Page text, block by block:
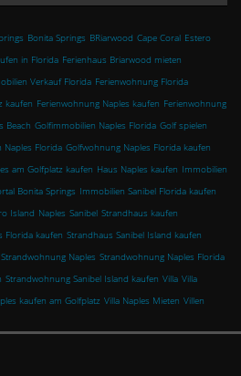
Bonita Springs BRiarwood Cape Coral Estero
in Florida Ferienhaus Briarwood mieten
Verkauf Florida Ferienwohnung Florida
kaufen Ferienwohnung Naples kaufen Ferienwohnung
Beach Golfimmobilien Naples Florida Golf spielen
Naples Florida Golfwohnung Naples Florida kaufen
am Golfplatz kaufen Haus Naples kaufen Immobilien
Bonita Springs Immobilien Sanibel Florida kaufen
Island Naples Sanibel Strandhaus kaufen
Florida kaufen Strandhaus Sanibel Island kaufen
Strandwohnung Naples Strandwohnung Naples Florida
Strandwohnung Sanibel Island kaufen Villa Villa
kaufen am Golfplatz Villa Naples Mieten Villen